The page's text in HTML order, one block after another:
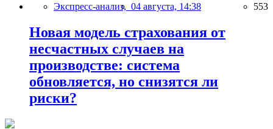
Экспресс-анализ, 04 августа, 14:38 553
Новая модель страхования от
несчастных случаев на
производстве: система
обновляется, но снизятся ли
риски?